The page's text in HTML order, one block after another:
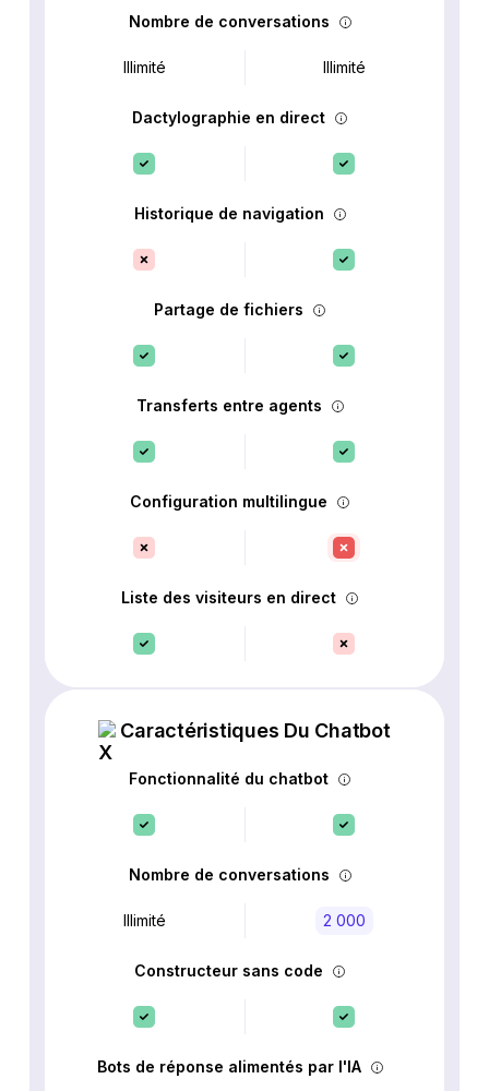
Nombre de conversations
Illimité Illimité
Dactylographie en direct
Historique de navigation
Partage de fichiers
Transferts entre agents
Configuration multilingue
Liste des visiteurs en direct
Caractéristiques Du Chatbot
Fonctionnalité du chatbot
Nombre de conversations
Illimité 2 000
Constructeur sans code
Bots de réponse alimentés par l'IA